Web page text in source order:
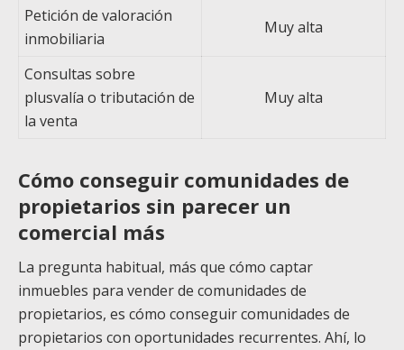
Petición de valoración
inmobiliaria
Muy alta
Consultas sobre
plusvalía o tributación de
la venta
Muy alta
Cómo conseguir comunidades de
propietarios sin parecer un
comercial más
La pregunta habitual, más que cómo captar
inmuebles para vender de comunidades de
propietarios, es cómo conseguir comunidades de
propietarios con oportunidades recurrentes. Ahí, lo